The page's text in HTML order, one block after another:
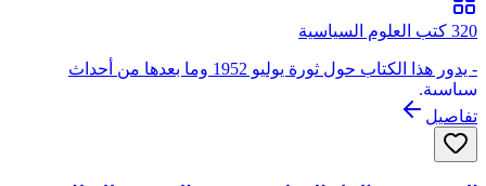
320 كتب العلوم السياسية
- يدور هذا الكتاب حول ثورة يوليو 1952 وما بعدها من أحداث
سياسية.
تفاصيل